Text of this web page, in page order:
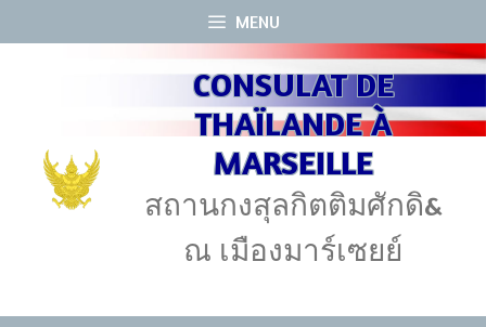
au
MENU
CONSULAT DE
THAÏLANDE À
MARSEILLE
สถานกงสุลกิตติมศักดิ&
ณ เมืองมาร์เซยย์